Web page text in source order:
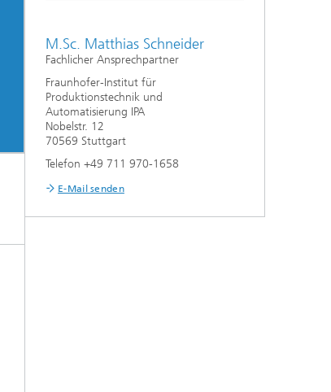
M.Sc. Matthias Schneider
Fachlicher Ansprechpartner
Fraunhofer-Institut für
Produktionstechnik und
Automatisierung IPA
Nobelstr. 12
70569 Stuttgart
Telefon +49 711 970-1658
E-Mail senden